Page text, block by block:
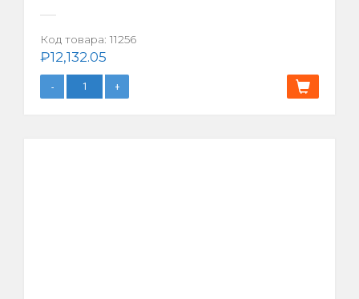
Код товара: 11256
₽12,132.05